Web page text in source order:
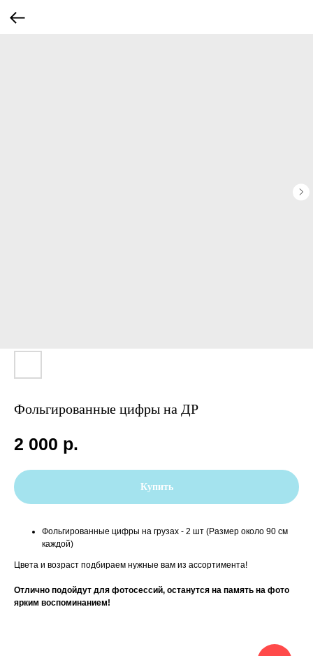
Фольгированные цифры на ДР
2 000 р.
Купить
Фольгированные цифры на грузах - 2 шт (Размер около 90 см
каждой)
Цвета и возраст подбираем нужные вам из ассортимента!
Отлично подойдут для фотосессий, останутся на память на фото
ярким воспоминанием!